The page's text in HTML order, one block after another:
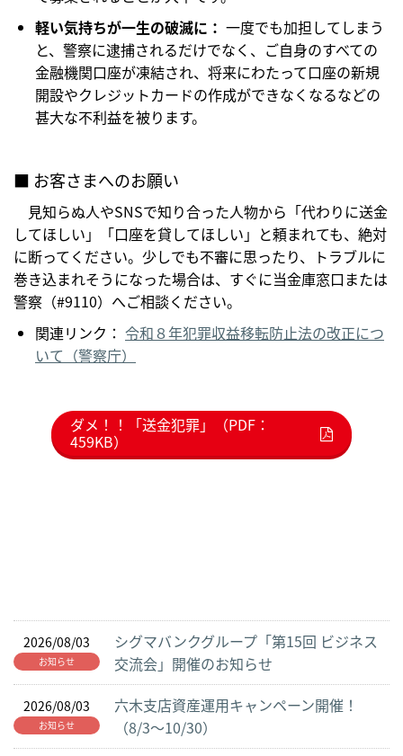
軽い気持ちが一生の破滅に： 一度でも加担してしまう
と、警察に逮捕されるだけでなく、ご自身のすべての
金融機関口座が凍結され、将来にわたって口座の新規
開設やクレジットカードの作成ができなくなるなどの
甚大な不利益を被ります。
■ お客さまへのお願い
見知らぬ人やSNSで知り合った人物から「代わりに送金
してほしい」「口座を貸してほしい」と頼まれても、絶対
に断ってください。少しでも不審に思ったり、トラブルに
巻き込まれそうになった場合は、すぐに当金庫窓口または
警察（#9110）へご相談ください。
関連リンク： 令和８年犯罪収益移転防止法の改正につ
いて（警察庁）
ダメ！！「送金犯罪」（PDF：
459KB）
2026/08/03
お知らせ
シグマバンクグループ「第15回 ビジネス
交流会」開催のお知らせ
2026/08/03
お知らせ
六木支店資産運用キャンペーン開催！
（8/3～10/30）